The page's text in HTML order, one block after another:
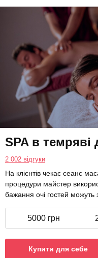
SPA в темряві
2 002 відгуки
На клієнтів чекає сеанс
процедури майстер
бажання очі гостей можуть
5000 грн
Купити для себе